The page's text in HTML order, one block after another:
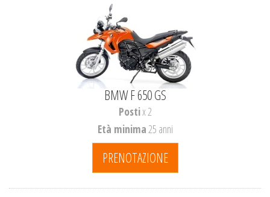
BMW F 650 GS
Postix 2
Età minima25 anni
PRENOTAZIONE